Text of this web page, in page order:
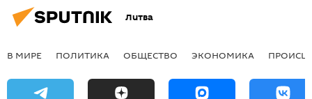
Литва
В МИРЕ ПОЛИТИКА ОБЩЕСТВО ЭКОНОМИКА